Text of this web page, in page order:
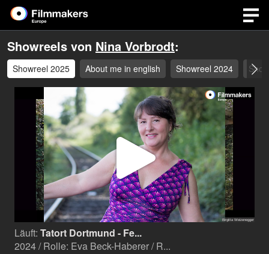
Showreels von Nina Vorbrodt:
Showreel 2025 About me in english Showreel 2024
Video
Läuft: Tatort Dortmund - Fe...
2024 / Rolle: Eva Beck-Haberer / R...